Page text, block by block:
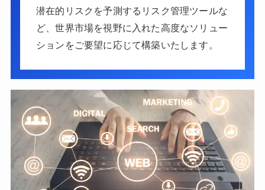
潜在的リスクを予測するリスク管理ツールな
ど、世界市場を視野に入れた高度なソリュー
ションをご要望に応じて構築いたします。